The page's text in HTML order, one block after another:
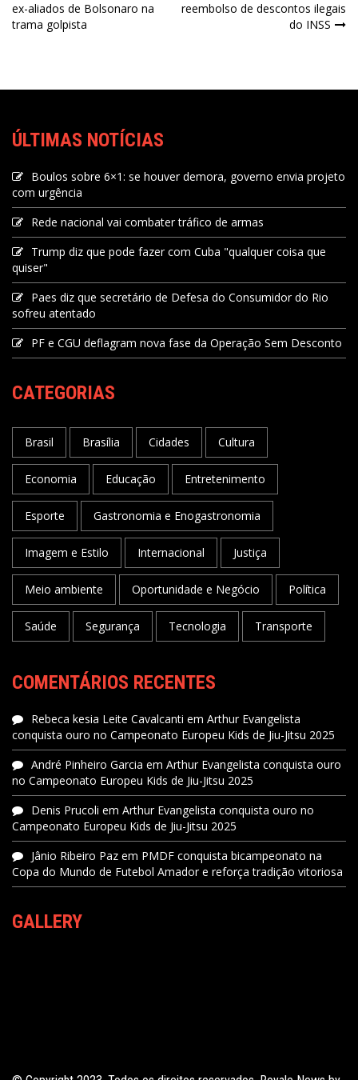
ex-aliados de Bolsonaro na
trama golpista
reembolso de descontos ilegais
do INSS
ÚLTIMAS NOTÍCIAS
Boulos sobre 6×1: se houver demora, governo envia projeto
com urgência
Rede nacional vai combater tráfico de armas
Trump diz que pode fazer com Cuba "qualquer coisa que
quiser"
Paes diz que secretário de Defesa do Consumidor do Rio
sofreu atentado
PF e CGU deflagram nova fase da Operação Sem Desconto
CATEGORIAS
Brasil Brasília Cidades Cultura
Economia Educação Entretenimento
Esporte Gastronomia e Enogastronomia
Imagem e Estilo Internacional Justiça
Meio ambiente Oportunidade e Negócio Política
Saúde Segurança Tecnologia Transporte
COMENTÁRIOS RECENTES
Rebeca kesia Leite Cavalcanti em Arthur Evangelista
conquista ouro no Campeonato Europeu Kids de Jiu-Jitsu 2025
André Pinheiro Garcia em Arthur Evangelista conquista ouro
no Campeonato Europeu Kids de Jiu-Jitsu 2025
Denis Prucoli em Arthur Evangelista conquista ouro no
Campeonato Europeu Kids de Jiu-Jitsu 2025
Jânio Ribeiro Paz em PMDF conquista bicampeonato na
Copa do Mundo de Futebol Amador e reforça tradição vitoriosa
GALLERY